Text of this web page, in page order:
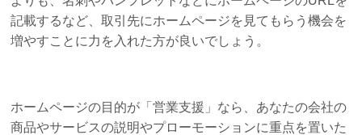
記載するなど、取引先にホームページを見てもらう機会を
増やすことに力を入れた方が良いでしょう。
ホームページの目的が「営業支援」なら、あなたの会社の
商品やサービスの説明やプローモーションに重点を置いた